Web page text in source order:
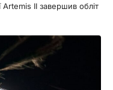
Artemis II завершив обліт